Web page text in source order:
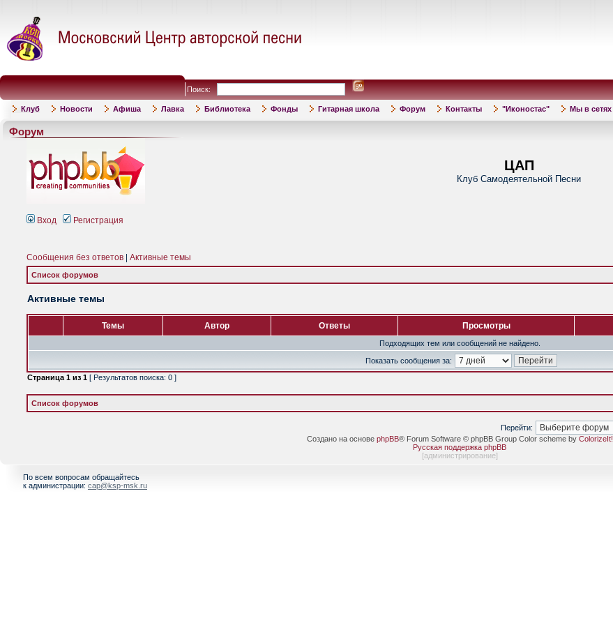
Поиск:
Клуб Новости Афиша Лавка Библиотека Фонды Гитарная школа Форум Контакты "Иконостас" Мы в сетях
Форум
ЦАП
Клуб Самодеятельной Песни
Вход Регистрация
Сообщения без ответов Активные темы
Список форумов
Активные темы
Темы Автор Ответы Просмотры
Подходящих тем или сообщений не найдено.
Показать сообщения за:
Страница 1 из 1 [ Результатов поиска: 0 ]
Список форумов
Перейти:
Создано на основе phpBB® Forum Software © phpBB Group Color scheme by ColorizeIt!
Русская поддержка phpBB
[администрирование]
По всем вопросам обращайтесь
к администрации: cap@ksp-msk.ru